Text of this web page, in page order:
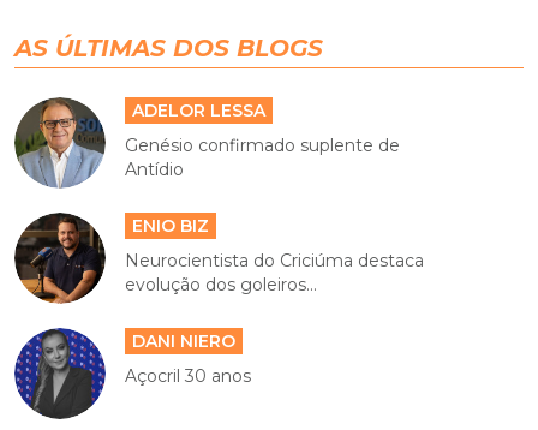
AS ÚLTIMAS DOS BLOGS
ADELOR LESSA
Genésio confirmado suplente de
Antídio
ENIO BIZ
Neurocientista do Criciúma destaca
evolução dos goleiros...
DANI NIERO
Açocril 30 anos